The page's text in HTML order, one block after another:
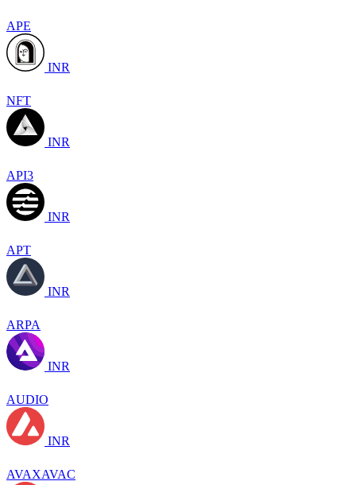
APE
INR
NFT
INR
API3
INR
APT
INR
ARPA
INR
AUDIO
INR
AVAXAVAC